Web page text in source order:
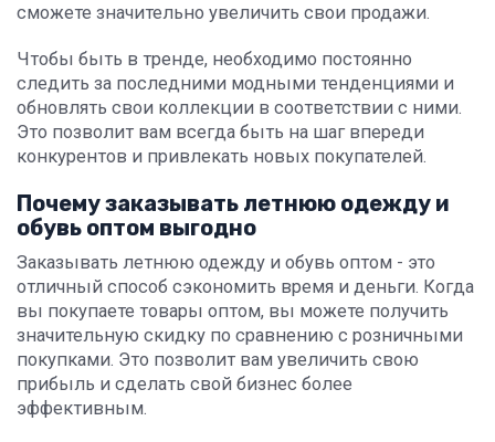
сможете значительно увеличить свои продажи.
Чтобы быть в тренде, необходимо постоянно
следить за последними модными тенденциями и
обновлять свои коллекции в соответствии с ними.
Это позволит вам всегда быть на шаг впереди
конкурентов и привлекать новых покупателей.
Почему заказывать летнюю одежду и
обувь оптом выгодно
Заказывать летнюю одежду и обувь оптом - это
отличный способ сэкономить время и деньги. Когда
вы покупаете товары оптом, вы можете получить
значительную скидку по сравнению с розничными
покупками. Это позволит вам увеличить свою
прибыль и сделать свой бизнес более
эффективным.